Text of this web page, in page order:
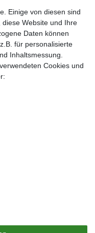
für andere Länder
Einige von diesen sind
Website und Ihre
Daten können
für personalisierte
Inhaltsmessung.
Cookies und